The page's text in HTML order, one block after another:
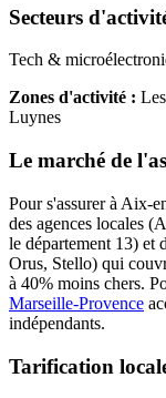
Secteurs
Tech &
Zones d'activité :
Luynes
Le marché de
Pour s'assurer à Aix-
des agences locales
le département 13) et
Orus, Stello) qui
à 40% moins chers.
Marseille-Provence
indépendants.
Tarification